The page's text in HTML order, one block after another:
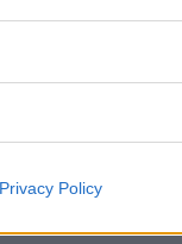
Privacy Policy
77
λόγω της
νοσοκομεία,
cars and homes